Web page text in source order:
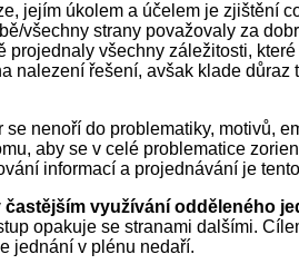
jejím úkolem a účelem je zjištění
všechny strany považovaly za
projednaly všechny záležitosti,
nalezení řešení, avšak klade
nenoří do problematiky, motivů,
aby se v celé problematice
informací a projednávání je
častějším využívání odděleného
opakuje se stranami dalšími.
jednání v plénu nedaří.